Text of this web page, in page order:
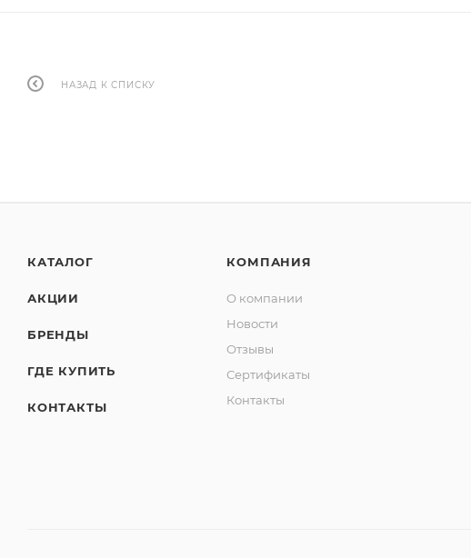
НАЗАД К СПИСКУ
КАТАЛОГ
АКЦИИ
БРЕНДЫ
ГДЕ КУПИТЬ
КОНТАКТЫ
КОМПАНИЯ
О компании
Новости
Отзывы
Сертификаты
Контакты